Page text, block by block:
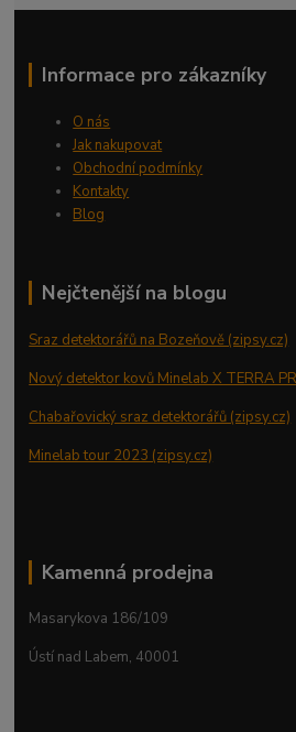
Informace pro zákazníky
O nás
Jak nakupovat
Obchodní podmínky
Kontakty
Blog
Nejčtenější na blogu
Sraz detektorářů na Bozeňově (zipsy.cz)
Nový detektor kovů Minelab X TERRA
Chabařovický sraz detektorářů (zipsy.cz)
Minelab tour 2023 (zipsy.cz)
Kamenná prodejna
Masarykova 186/109
Ústí nad Labem, 40001